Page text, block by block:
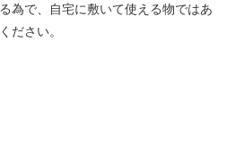
為で、自宅に敷いて使える物ではあ
ださい。